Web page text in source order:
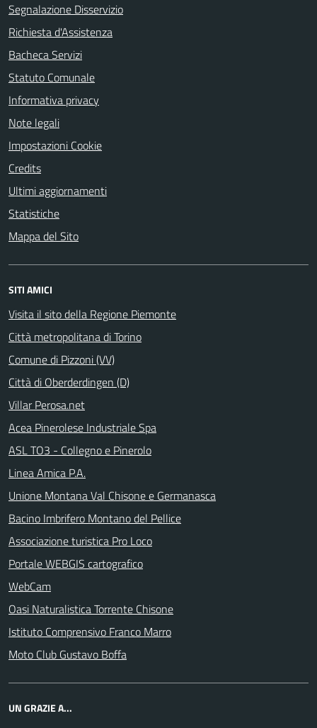
Segnalazione Disservizio
Richiesta d'Assistenza
Bacheca Servizi
Statuto Comunale
Informativa privacy
Note legali
Impostazioni Cookie
Credits
Ultimi aggiornamenti
Statistiche
Mappa del Sito
SITI AMICI
Visita il sito della Regione Piemonte
Città metropolitana di Torino
Comune di Pizzoni (VV)
Città di Oberderdingen (D)
Villar Perosa.net
Acea Pinerolese Industriale Spa
ASL TO3 - Collegno e Pinerolo
Linea Amica P.A.
Unione Montana Val Chisone e Germanasca
Bacino Imbrifero Montano del Pellice
Associazione turistica Pro Loco
Portale WEBGIS cartografico
WebCam
Oasi Naturalistica Torrente Chisone
Istituto Comprensivo Franco Marro
Moto Club Gustavo Boffa
UN GRAZIE A...